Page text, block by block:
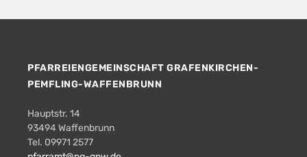
PFARREIENGEMEINSCHAFT GRAFENKIRCHEN-
PEMFLING-WAFFENBRUNN
Hauptstr. 14
93494 Waffenbrunn
Tel. 09971 2577